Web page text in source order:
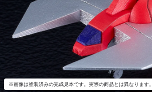
※画像は塗装済みの完成見本です。実際の商品とは異なります。